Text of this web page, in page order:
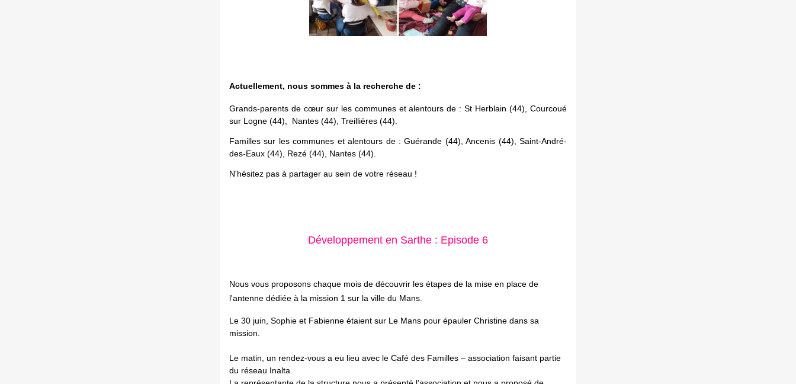
Actuellement, nous sommes à la recherche de :
Grands-parents de cœur sur les communes et alentours de : St Herblain (44), Courcoué
sur Logne (44), Nantes (44), Treillières (44).
Familles sur les communes et alentours de : Guérande (44), Ancenis (44), Saint-André-
des-Eaux (44), Rezé (44), Nantes (44).
N'hésitez pas à partager au sein de votre réseau !
Développement en Sarthe : Episode 6
Nous vous proposons chaque mois de découvrir les étapes de la mise en place de
l'antenne dédiée à la mission 1 sur la ville du Mans.
Le 30 juin, Sophie et Fabienne étaient sur Le Mans pour épauler Christine dans sa
mission.
Le matin, un rendez-vous a eu lieu avec le Café des Familles – association faisant partie
du réseau Inalta.